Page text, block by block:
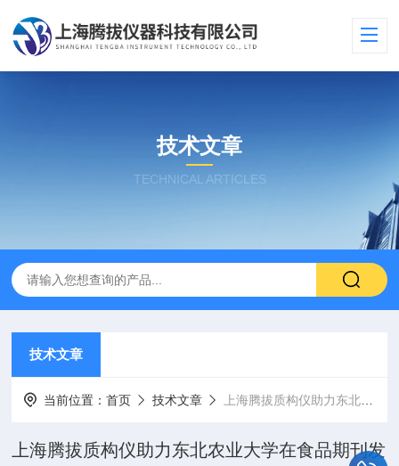
技术文章
TECHNICAL ARTICLES
技术文章
当前位置：首页 技术文章 上海腾拔质构仪助力东北农业大学在食品期刊发表论文
上海腾拔质构仪助力东北农业大学在食品期刊发